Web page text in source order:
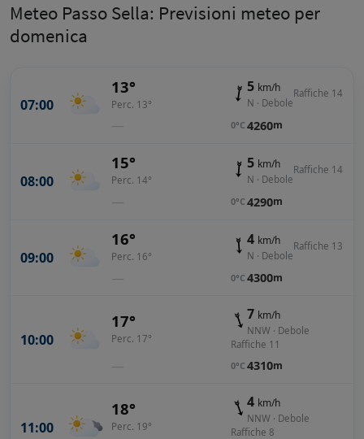
Meteo Passo Sella: Previsioni meteo per
domenica
07:00
13°
Perc. 13°
—
5 km/h
N · Debole
Raffiche 14
0°C 4260m
08:00
15°
Perc. 14°
—
5 km/h
N · Debole
Raffiche 14
0°C 4290m
09:00
16°
Perc. 16°
—
4 km/h
N · Debole
Raffiche 13
0°C 4300m
10:00
17°
Perc. 17°
—
7 km/h
NNW · Debole
Raffiche 11
0°C 4310m
11:00
18°
Perc. 19°
4 km/h
NNW · Debole
Raffiche 8